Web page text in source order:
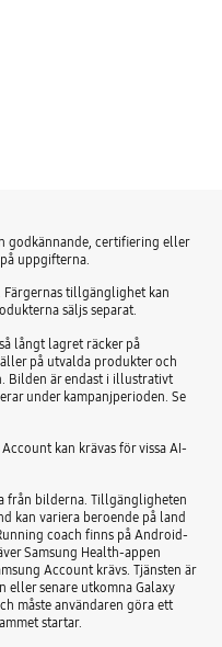
godkännande, certifiering eller
uppgifterna.
Färgernas tillgänglighet kan
säljs separat.
långt lagret räcker på
på utvalda produkter och
Bilden är endast i illustrativt
under kampanjperioden. Se
kan krävas för vissa AI-
från bilderna. Tillgängligheten
kan variera beroende på land
coach finns på Android-
Samsung Health-appen
Account krävs. Tjänsten är
eller senare utkomna Galaxy
måste användaren göra ett
startar.